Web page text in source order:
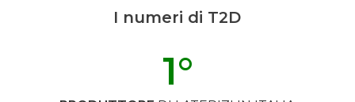
I numeri di T2D
1°